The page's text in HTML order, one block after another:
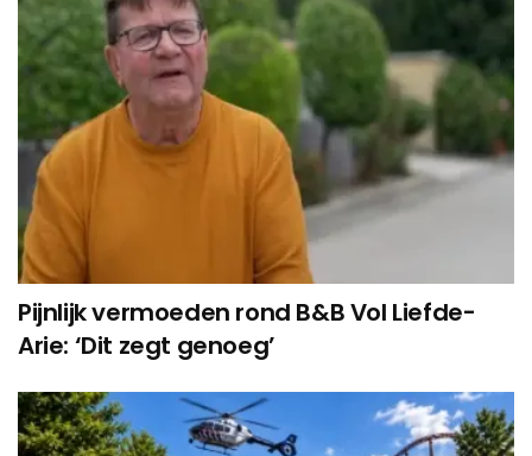
Pijnlijk vermoeden rond B&B Vol Liefde-
Arie: ‘Dit zegt genoeg’